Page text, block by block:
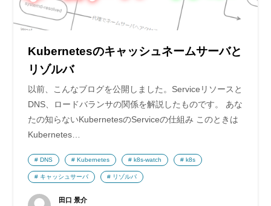
Kubernetesのキャッシュネームサーバと
リゾルバ
以前、こんなブログを公開しました。Serviceリソースと
DNS、ロードバランサの関係を解説したものです。 あな
たの知らないKubernetesのServiceの仕組み このときは
Kubernetes…
田口 景介
DNS Kubernetes k8s-watch k8s
キャッシュサーバ リゾルバ